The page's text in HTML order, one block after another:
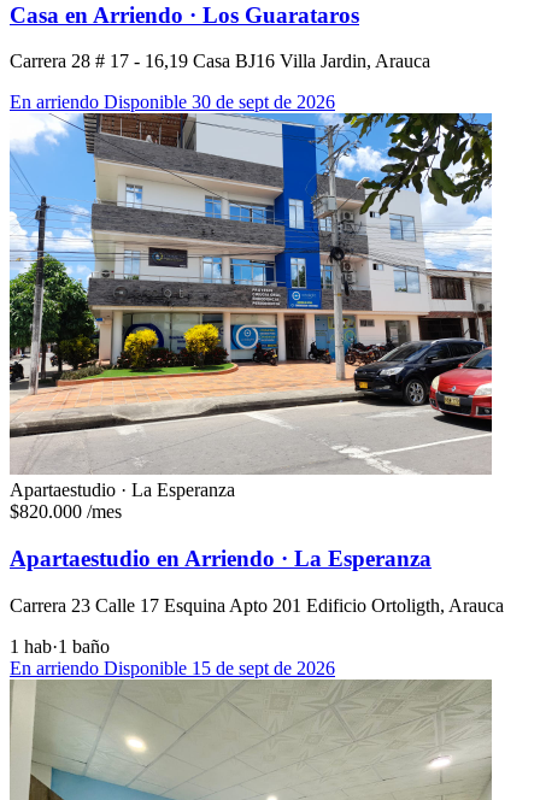
Casa en Arriendo · Los Guarataros
Carrera 28 # 17 - 16,19 Casa BJ16 Villa Jardin, Arauca
En arriendo Disponible 30 de sept de 2026
Apartaestudio · La Esperanza
$820.000 /mes
Apartaestudio en Arriendo · La Esperanza
Carrera 23 Calle 17 Esquina Apto 201 Edificio Ortoligth, Arauca
1 hab·1 baño
En arriendo Disponible 15 de sept de 2026